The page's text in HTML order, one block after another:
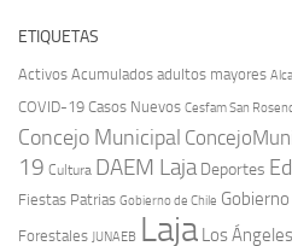
ETIQUETAS
Activos Acumulados adultos mayores
COVID-19 Casos Nuevos Cesfam San
Concejo Municipal
19 Cultura DAEM Laja Deportes
Fiestas Patrias Gobierno de Chile
Forestales JUNAEB Laja Los Ángeles